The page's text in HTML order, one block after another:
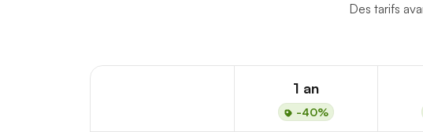
Des tarifs
1 an
-40%